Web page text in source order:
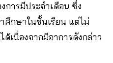
การมีประจำเดือน ซึ่ง
ศึกษาในชั้นเรียน แต่ไม่
ด้เนื่องจากมีอาการดังกล่าว